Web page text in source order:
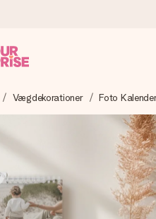
sender den lynhurtigt – så
tidspunkt, når den
anmeldelser)
giver os 4,7 på Google
Vægdekorationer Foto